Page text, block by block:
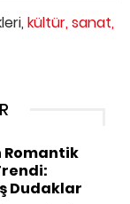
kültür,sanat,
Romantik
Dudaklar